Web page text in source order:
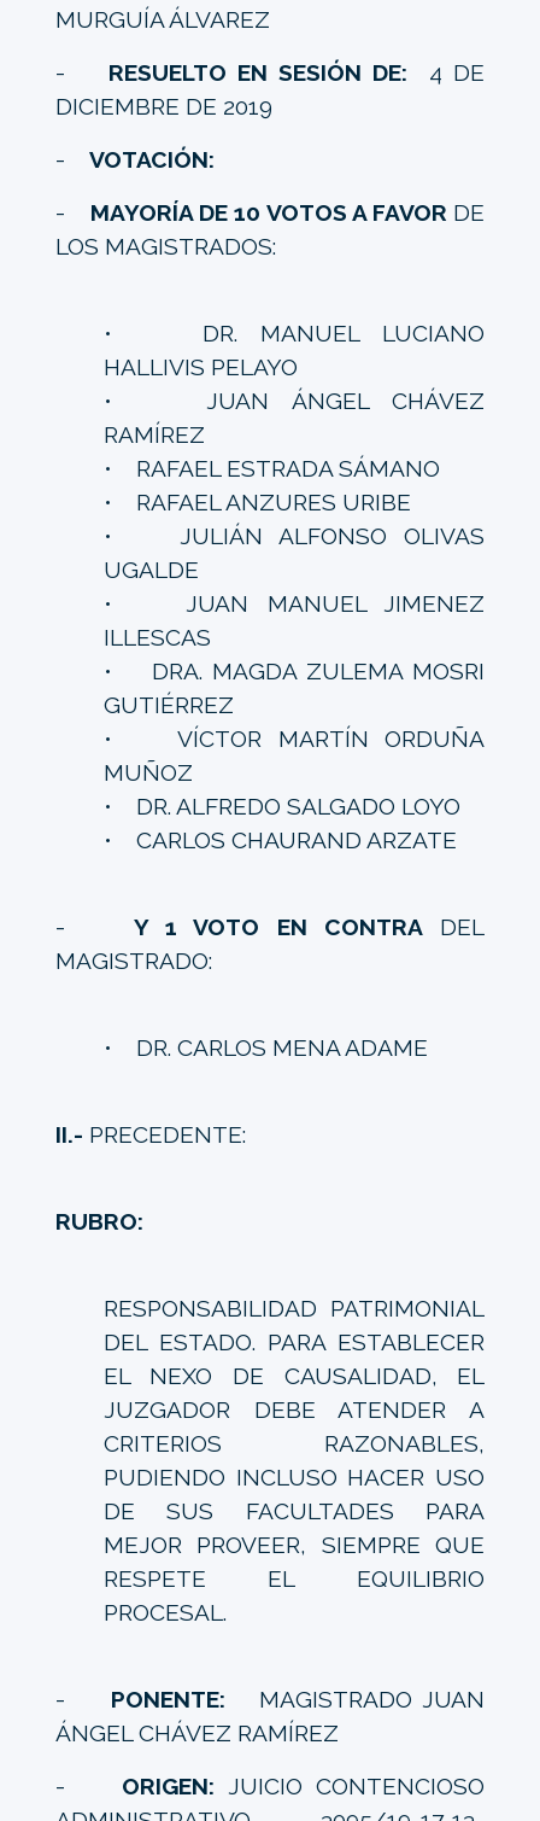
MURGUÍA ÁLVAREZ
- RESUELTO EN SESIÓN DE:
4 DE
DICIEMBRE DE 2019
- VOTACIÓN:
- MAYORÍA DE 10 VOTOS A FAVOR DE
LOS MAGISTRADOS:
• DR. MANUEL LUCIANO
HALLIVIS PELAYO
• JUAN ÁNGEL CHÁVEZ
RAMÍREZ
• RAFAEL ESTRADA SÁMANO
• RAFAEL ANZURES URIBE
• JULIÁN ALFONSO OLIVAS
UGALDE
• JUAN MANUEL JIMENEZ
ILLESCAS
• DRA. MAGDA ZULEMA MOSRI
GUTIÉRREZ
• VÍCTOR MARTÍN ORDUÑA
MUÑOZ
• DR. ALFREDO SALGADO LOYO
• CARLOS CHAURAND ARZATE
- Y 1 VOTO EN CONTRA DEL
MAGISTRADO:
• DR. CARLOS MENA ADAME
II.- PRECEDENTE:
RUBRO:
RESPONSABILIDAD PATRIMONIAL
DEL ESTADO. PARA ESTABLECER
EL NEXO DE CAUSALIDAD, EL
JUZGADOR DEBE ATENDER A
CRITERIOS RAZONABLES,
PUDIENDO INCLUSO HACER USO
DE SUS FACULTADES PARA
MEJOR PROVEER, SIEMPRE QUE
RESPETE EL EQUILIBRIO
PROCESAL.
- PONENTE:
MAGISTRADO JUAN
ÁNGEL CHÁVEZ RAMÍREZ
- ORIGEN: JUICIO CONTENCIOSO